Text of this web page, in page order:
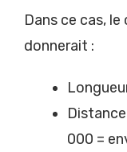
Dans ce cas,
donnerait :
000 =